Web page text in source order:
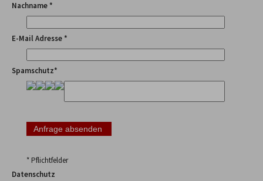
Nachname *
E-Mail Adresse *
Spamschutz*
* Pflichtfelder
Datenschutz